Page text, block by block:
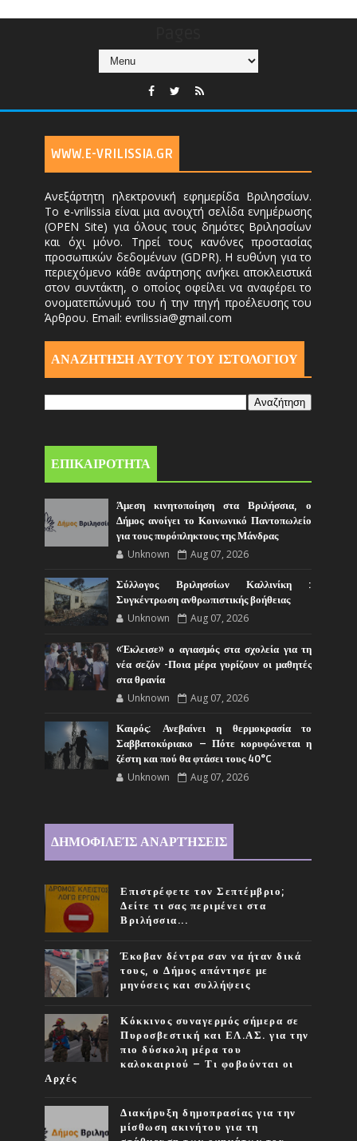
WWW.E-VRILISSIA.GR
Ανεξάρτητη ηλεκτρονική εφημερίδα Βριλησσίων.
Το e-vrilissia είναι μια ανοιχτή σελίδα ενημέρωσης
(OPEN Site) για όλους τους δημότες Βριλησσίων
και όχι μόνο. Τηρεί τους κανόνες προστασίας
προσωπικών δεδομένων (GDPR). Η ευθύνη για το
περιεχόμενο κάθε ανάρτησης ανήκει αποκλειστικά
στον συντάκτη, ο οποίος οφείλει να αναφέρει το
ονοματεπώνυμό του ή την πηγή προέλευσης του
Άρθρου. Email: evrilissia@gmail.com
ΑΝΑΖΗΤΗΣΗ ΑΥΤΟΎ ΤΟΥ ΙΣΤΟΛΟΓΙΟΥ
ΕΠΙΚΑΙΡΟΤΗΤΑ
Άμεση κινητοποίηση στα Βριλήσσια, ο
Δήμος ανοίγει το Κοινωνικό Παντοπωλείο
για τους πυρόπληκτους της Μάνδρας
Unknown Aug 07, 2026
Σύλλογος Βριλησσίων Καλλινίκη :
Συγκέντρωση ανθρωπιστικής βοήθειας
Unknown Aug 07, 2026
«Έκλεισε» ο αγιασμός στα σχολεία για τη
νέα σεζόν -Ποια μέρα γυρίζουν οι μαθητές
στα θρανία
Unknown Aug 07, 2026
Καιρός: Ανεβαίνει η θερμοκρασία το
Σαββατοκύριακο – Πότε κορυφώνεται η
ζέστη και πού θα φτάσει τους 40°C
Unknown Aug 07, 2026
ΔΗΜΟΦΙΛΕΊΣ ΑΝΑΡΤΉΣΕΙΣ
Επιστρέφετε τον Σεπτέμβριο;
Δείτε τι σας περιμένει στα
Βριλήσσια...
Έκοβαν δέντρα σαν να ήταν δικά
τους, ο Δήμος απάντησε με
μηνύσεις και συλλήψεις
Κόκκινος συναγερμός σήμερα σε
Πυροσβεστική και ΕΛ.ΑΣ. για την
πιο δύσκολη μέρα του
καλοκαιριού – Τι φοβούνται οι
Αρχές
Διακήρυξη δημοπρασίας για την
μίσθωση ακινήτου για τη